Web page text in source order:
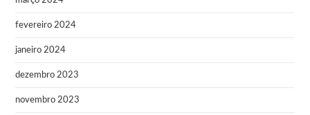
fevereiro 2024
janeiro 2024
dezembro 2023
novembro 2023